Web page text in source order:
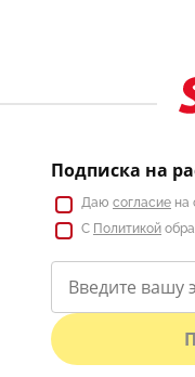
Подписка на
Даю согласие на
С Политикой